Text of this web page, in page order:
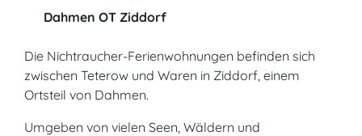
Dahmen OT Ziddorf
Die Nichtraucher-Ferienwohnungen befinden sich
zwischen Teterow und Waren in Ziddorf, einem
Ortsteil von Dahmen.
Umgeben von vielen Seen, Wäldern und